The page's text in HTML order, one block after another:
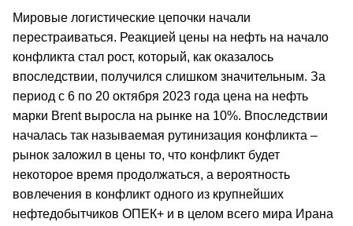
Мировые логистические цепочки начали
перестраиваться. Реакцией цены на нефть на начало
конфликта стал рост, который, как оказалось
впоследствии, получился слишком значительным. За
период с 6 по 20 октября 2023 года цена на нефть
марки Brent выросла на рынке на 10%. Впоследствии
началась так называемая рутинизация конфликта –
рынок заложил в цены то, что конфликт будет
некоторое время продолжаться, а вероятность
вовлечения в конфликт одного из крупнейших
нефтедобытчиков ОПЕК+ и в целом всего мира Ирана